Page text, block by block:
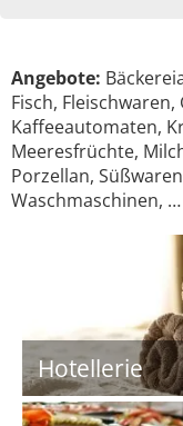
Angebote:
Fisch,
Kaffeeautomaten,
Meeresfrüchte,
Porzellan,
Waschmaschinen, …
Hotellerie